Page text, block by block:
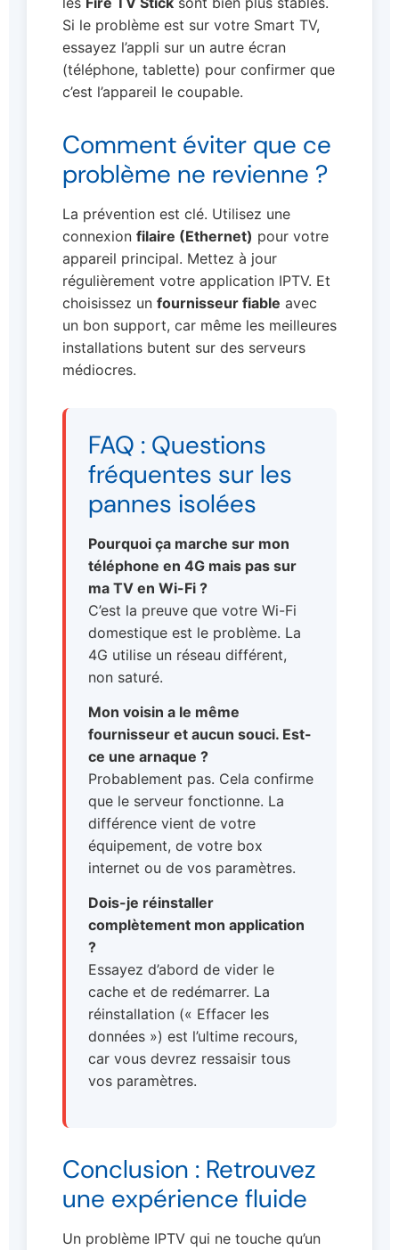
Si le problème est sur votre Smart TV,
essayez l’appli sur un autre écran
(téléphone, tablette) pour confirmer que
c’est l’appareil le coupable.
Comment éviter que ce
problème ne revienne ?
La prévention est clé. Utilisez une
connexion filaire (Ethernet) pour votre
appareil principal. Mettez à jour
régulièrement votre application IPTV. Et
choisissez un fournisseur fiable avec
un bon support, car même les meilleures
installations butent sur des serveurs
médiocres.
FAQ : Questions
fréquentes sur les
pannes isolées
Pourquoi ça marche sur mon
téléphone en 4G mais pas sur
ma TV en Wi-Fi ?
C’est la preuve que votre Wi-Fi
domestique est le problème. La
4G utilise un réseau différent,
non saturé.
Mon voisin a le même
fournisseur et aucun souci. Est-
ce une arnaque ?
Probablement pas. Cela confirme
que le serveur fonctionne. La
différence vient de votre
équipement, de votre box
internet ou de vos paramètres.
Dois-je réinstaller
complètement mon application
?
Essayez d’abord de vider le
cache et de redémarrer. La
réinstallation (« Effacer les
données ») est l’ultime recours,
car vous devrez ressaisir tous
vos paramètres.
Conclusion : Retrouvez
une expérience fluide
Un problème IPTV qui ne touche qu’un